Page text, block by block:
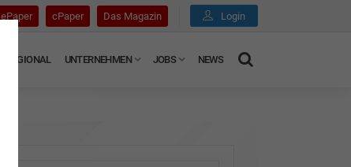
ePaper cPaper Das Magazin Login
REGIONAL UNTERNEHMEN JOBS NEWS